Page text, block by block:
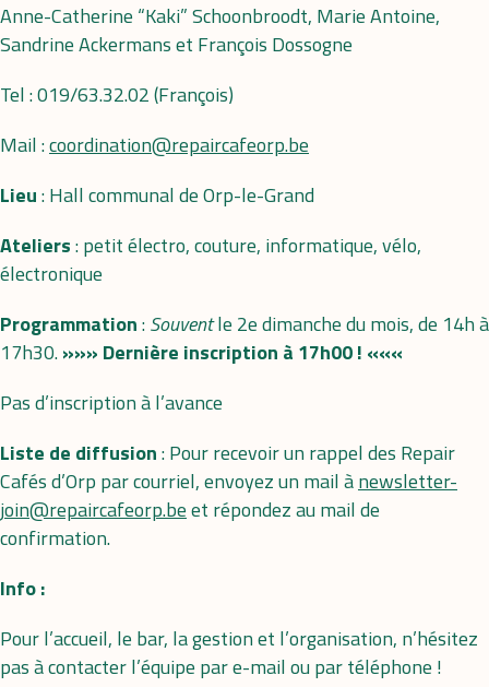
Anne-Catherine “Kaki” Schoonbroodt, Marie Antoine,
Sandrine Ackermans et François Dossogne
Tel : 019/63.32.02 (François)
Mail :coordination@repaircafeorp.be
Lieu: Hall communal de Orp-le-Grand
Ateliers: petit électro, couture, informatique, vélo,
électronique
Programmation:Souventle 2e dimanche du mois, de 14h à
17h30.»»» Dernière inscription à 17h00 ! «««
Pas d’inscription à l’avance
Liste de diffusion: Pour recevoir un rappel des Repair
Cafés d’Orp par courriel, envoyez un mail ànewsletter-
join@repaircafeorp.beet répondez au mail de
confirmation.
Info :
Pour l’accueil, le bar, la gestion et l’organisation, n’hésitez
pas à contacter l’équipe par e-mail ou par téléphone !